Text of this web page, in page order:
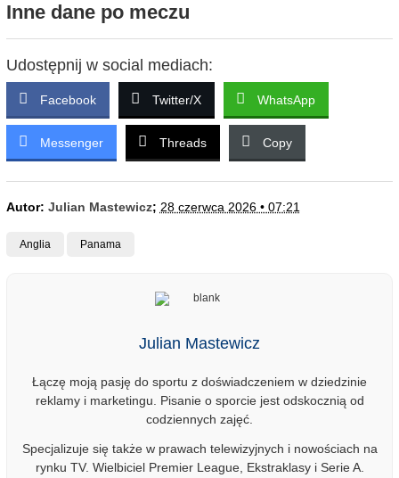
Inne dane po meczu
Udostępnij w social mediach:
Facebook Twitter/X WhatsApp
Messenger Threads Copy
Autor: Julian Mastewicz; 28 czerwca 2026 • 07:21
Anglia Panama
Julian Mastewicz
Łączę moją pasję do sportu z doświadczeniem w dziedzinie
reklamy i marketingu. Pisanie o sporcie jest odskocznią od
codziennych zajęć.
Specjalizuje się także w prawach telewizyjnych i nowościach na
rynku TV. Wielbiciel Premier League, Ekstraklasy i Serie A.